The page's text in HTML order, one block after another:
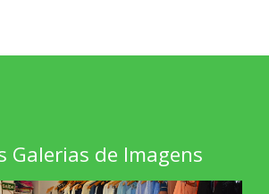
Galerias de Imagens